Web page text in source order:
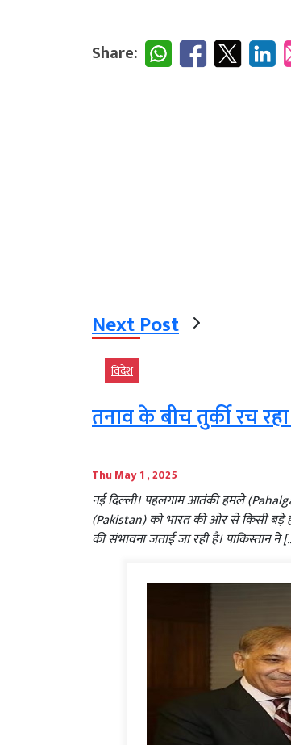
Share:
Next Post
विदेश
तनाव के बीच तुर्की रच
Thu May 1 , 2025
नई दिल्‍ली। पहलगाम आतंकी हमले
(Pakistan) को भारत की ओर से किसी बड़े
की संभावना जताई जा रही है। पाकिस्तान ने